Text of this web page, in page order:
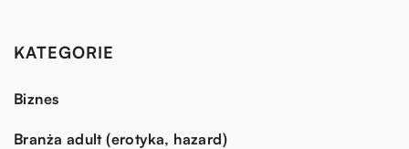
KATEGORIE
Biznes
Branża adult (erotyka, hazard)